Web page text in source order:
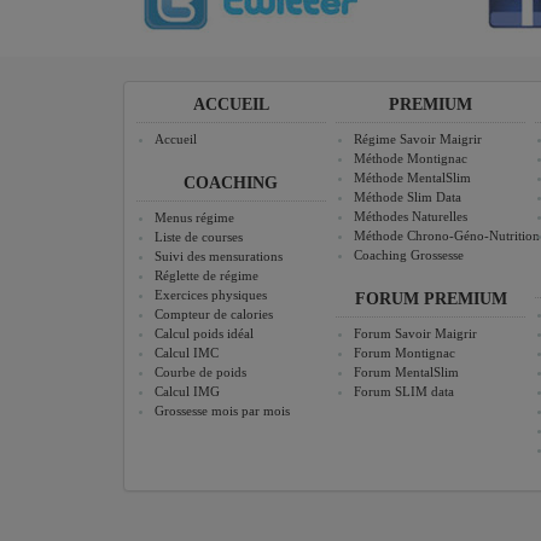
ACCUEIL
Accueil
COACHING
Menus régime
Liste de courses
Suivi des mensurations
Réglette de régime
Exercices physiques
Compteur de calories
Calcul poids idéal
Calcul IMC
Courbe de poids
Calcul IMG
Grossesse mois par mois
PREMIUM
Régime Savoir Maigrir
Méthode Montignac
Méthode MentalSlim
Méthode Slim Data
Méthodes Naturelles
Méthode Chrono-Géno-Nutrition
Coaching Grossesse
FORUM PREMIUM
Forum Savoir Maigrir
Forum Montignac
Forum MentalSlim
Forum SLIM data